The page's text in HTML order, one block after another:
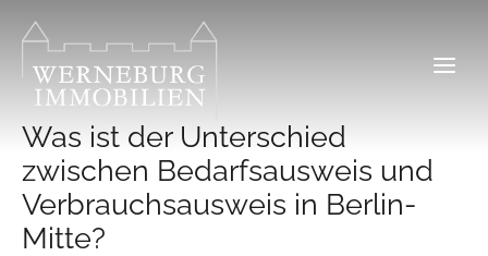
Inhalt
springen
Was ist der Unterschied
zwischen Bedarfsausweis und
Verbrauchsausweis in Berlin-
Mitte?